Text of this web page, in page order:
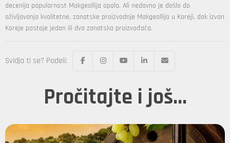
decenija popularnost Makgeollija opala. Ali nedavno je došlo do
oživljavanja kvalitetne, zanatske proizvodnje Makgeollija u Koreji, dok izvan
Koreje postoje jedan ili dva zanatska proizvođača.
Svidja ti se? Podeli:
Pročitajte i još...